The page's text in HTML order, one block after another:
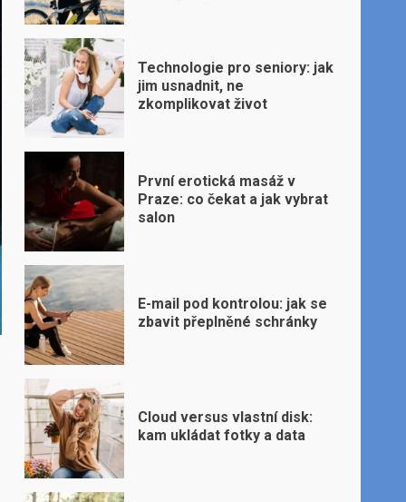
Technologie pro seniory: jak
jim usnadnit, ne
zkomplikovat život
První erotická masáž v
Praze: co čekat a jak vybrat
salon
E-mail pod kontrolou: jak se
zbavit přeplněné schránky
Cloud versus vlastní disk:
kam ukládat fotky a data